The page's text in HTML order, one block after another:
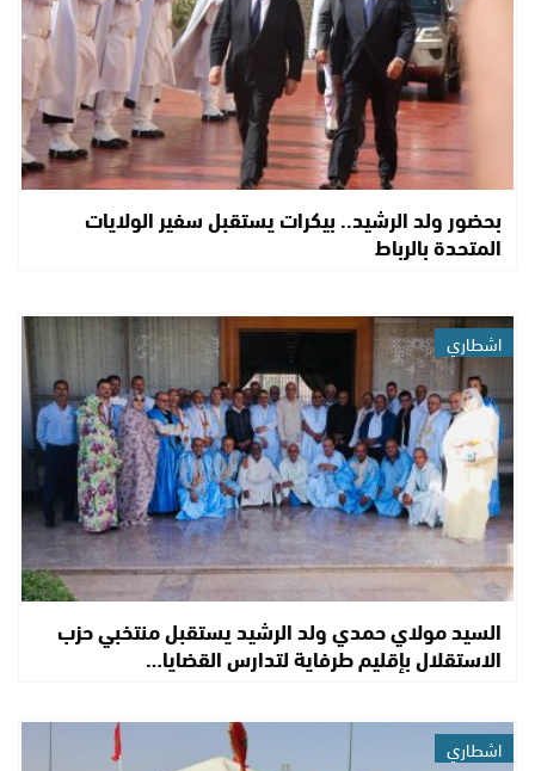
بحضور ولد الرشيد.. بيكرات يستقبل سفير الولايات
المتحدة بالرباط
اشطاري
السيد مولاي حمدي ولد الرشيد يستقبل منتخبي حزب
الاستقلال بإقليم طرفاية لتدارس القضايا…
اشطاري